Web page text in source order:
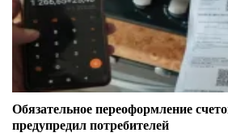
Обязательное переоформление
предупредил потребителей